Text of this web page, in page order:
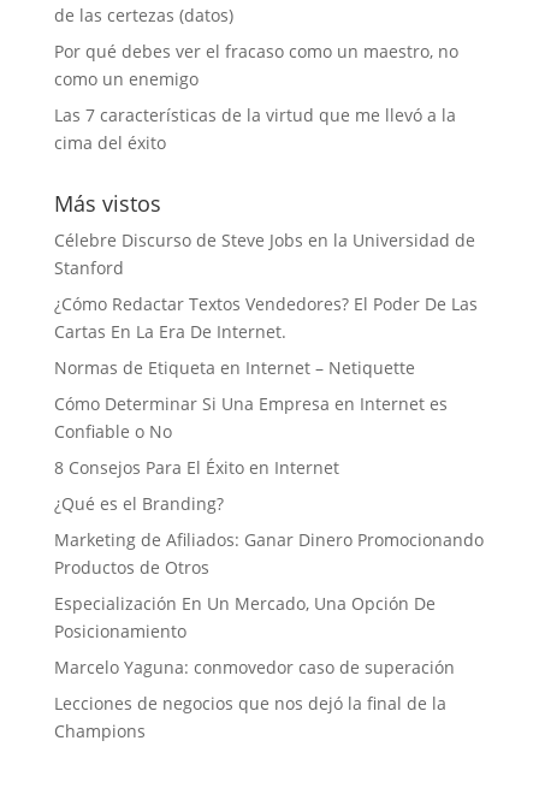
de las certezas (datos)
Por qué debes ver el fracaso como un maestro, no
como un enemigo
Las 7 características de la virtud que me llevó a la
cima del éxito
Más vistos
Célebre Discurso de Steve Jobs en la Universidad de
Stanford
¿Cómo Redactar Textos Vendedores? El Poder De Las
Cartas En La Era De Internet.
Normas de Etiqueta en Internet – Netiquette
Cómo Determinar Si Una Empresa en Internet es
Confiable o No
8 Consejos Para El Éxito en Internet
¿Qué es el Branding?
Marketing de Afiliados: Ganar Dinero Promocionando
Productos de Otros
Especialización En Un Mercado, Una Opción De
Posicionamiento
Marcelo Yaguna: conmovedor caso de superación
Lecciones de negocios que nos dejó la final de la
Champions